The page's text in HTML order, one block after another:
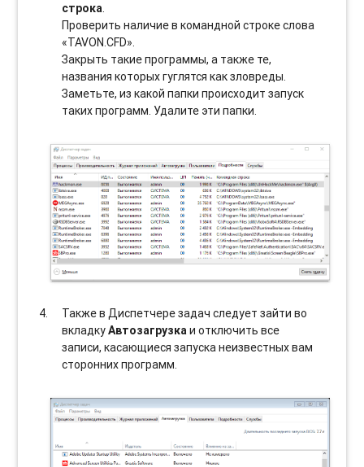
строка.
Проверить наличие в командной строке слова
«TAVON.CFD».
Закрыть такие программы, а также те,
названия которых гуглятся как зловреды.
Заметьте, из какой папки происходит запуск
таких программ. Удалите эти папки.
Также в Диспетчере задач следует зайти во
вкладкуАвтозагрузкаи отключить все
записи, касающиеся запуска неизвестных вам
сторонних программ.